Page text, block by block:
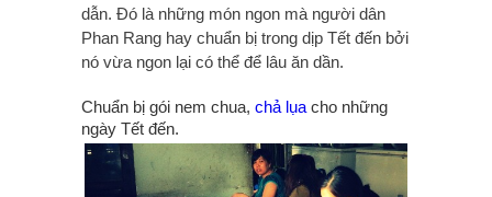
dẫn. Đó là những món ngon mà người dân
Phan Rang hay chuẩn bị trong dịp Tết đến bởi
nó vừa ngon lại có thể để lâu ăn dần.
Chuẩn bị gói nem chua, chả lụa cho những
ngày Tết đến.